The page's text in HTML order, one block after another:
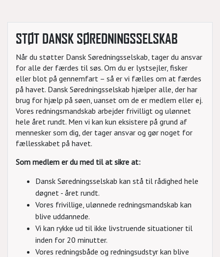
STØT DANSK SØREDNINGSSELSKAB
Når du støtter Dansk Søredningsselskab, tager du ansvar
for alle der færdes til søs. Om du er lystsejler, fisker
eller blot på gennemfart – så er vi fælles om at færdes
på havet. Dansk Søredningsselskab hjælper alle, der har
brug for hjælp på søen, uanset om de er medlem eller ej.
Vores redningsmandskab arbejder frivilligt og ulønnet
hele året rundt. Men vi kan kun eksistere på grund af
mennesker som dig, der tager ansvar og gør noget for
fællesskabet på havet.
Som medlem er du med til at sikre at:
Dansk Søredningsselskab kan stå til rådighed hele
døgnet - året rundt.
Vores frivillige, ulønnede redningsmandskab kan
blive uddannede.
Vi kan rykke ud til ikke livstruende situationer til
inden for 20 minutter.
Vores redningsbåde og redningsudstyr kan blive